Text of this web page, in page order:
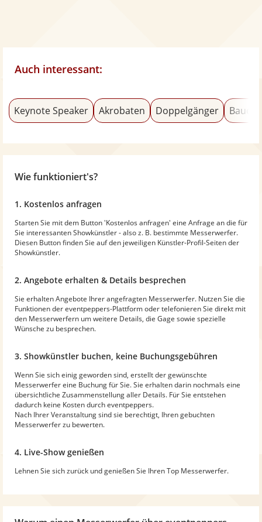
Auch interessant:
Keynote Speaker Akrobaten Doppelgänger
Wie funktioniert's?
1. Kostenlos anfragen
Starten Sie mit dem Button 'Kostenlos anfragen' eine Anfrage an die für
Sie interessanten Showkünstler - also z. B. bestimmte Messerwerfer.
Diesen Button finden Sie auf den jeweiligen Künstler-Profil-Seiten der
Showkünstler.
2. Angebote erhalten & Details besprechen
Sie erhalten Angebote Ihrer angefragten Messerwerfer. Nutzen Sie die
Funktionen der eventpeppers-Plattform oder telefonieren Sie direkt mit
den Messerwerfern um weitere Details, die Gage sowie spezielle
Wünsche zu besprechen.
3. Showkünstler buchen, keine Buchungsgebühren
Wenn Sie sich einig geworden sind, erstellt der gewünschte
Messerwerfer eine Buchung für Sie. Sie erhalten darin nochmals eine
übersichtliche Zusammenstellung aller Details. Für Sie entstehen
dadurch keine Kosten durch eventpeppers.
Nach Ihrer Veranstaltung sind sie berechtigt, Ihren gebuchten
Messerwerfer zu bewerten.
4. Live-Show genießen
Lehnen Sie sich zurück und genießen Sie Ihren Top Messerwerfer.